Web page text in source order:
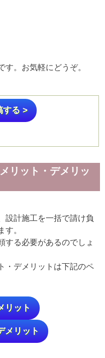
す。お気軽にどうぞ。
する >
リット・デメリッ
設計施工を一括で請け負
。
する必要があるのでしょ
・デメリットは下記のペ
リット
メリット